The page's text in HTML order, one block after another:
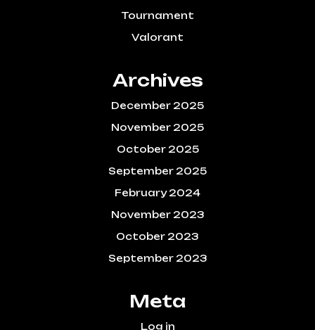
Tournament
Valorant
Archives
December 2025
November 2025
October 2025
September 2025
February 2024
November 2023
October 2023
September 2023
Meta
Log in